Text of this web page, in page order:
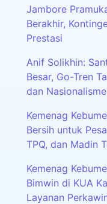
Jambore
Berakhir,
Prestasi
Anif Solikhin:
Besar, Go-Tren
dan Nasionalisme
Kemenag
Bersih untuk
TPQ, dan Madin
Kemenag
Bimwin di KUA
Layanan